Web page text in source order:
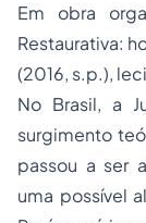
Em obra
Restaurativa:
(2016, s.p.),
No Brasil, a
surgimento
passou a ser
uma possível